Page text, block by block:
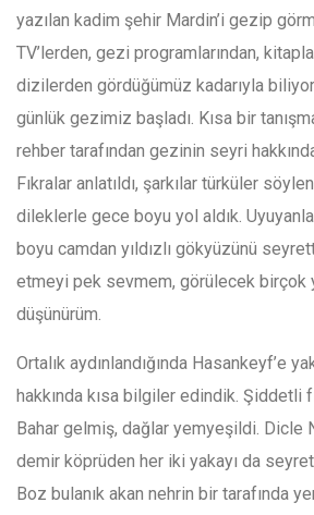
yazılan kadim şehir Mardin’i gezip
TV’lerden, gezi programlarından,
dizilerden gördüğümüz kadarıyla
günlük gezimiz başladı. Kısa bir
rehber tarafından gezinin seyri
Fıkralar anlatıldı, şarkılar türküler
dileklerle gece boyu yol aldık.
boyu camdan yıldızlı gökyüzünü
etmeyi pek sevmem, görülecek birçok
düşünürüm.
Ortalık aydınlandığında Hasankeyf’e
hakkında kısa bilgiler edindik. Şiddetli
Bahar gelmiş, dağlar yemyeşildi. Dicle
demir köprüden her iki yakayı da
Boz bulanık akan nehrin bir tarafında